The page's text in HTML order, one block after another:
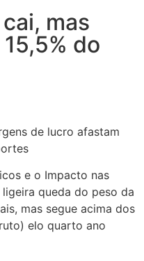
mas
do
de lucro afastam
e o Impacto nas
ligeira queda do peso da
mas segue acima dos
elo quarto ano